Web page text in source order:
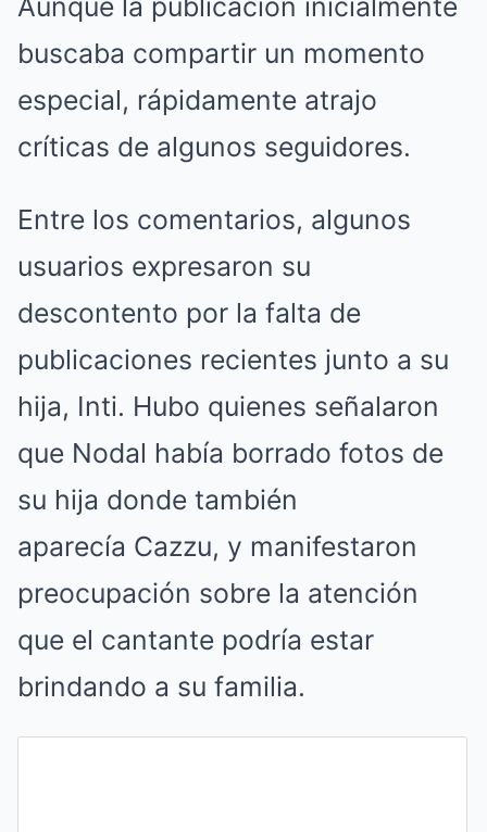
Aunque la publicación inicialmente
buscaba compartir un momento
especial, rápidamente atrajo
críticas de algunos seguidores.
Entre los comentarios, algunos
usuarios expresaron su
descontento por la falta de
publicaciones recientes junto a su
hija, Inti. Hubo quienes señalaron
que Nodal había borrado fotos de
su hija donde también
aparecía Cazzu, y manifestaron
preocupación sobre la atención
que el cantante podría estar
brindando a su familia.